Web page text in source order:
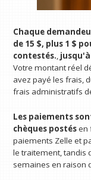
Chaque
de 15 $, plus 1 $
contestés.,
Votre montant réel
avez payé les frais,
frais administratifs
Les paiements
chèques postésen
paiements Zelle et
le traitement, tandis
semaines en raison